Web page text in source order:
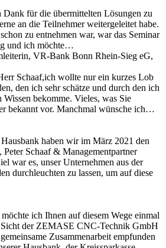
für die übermittelten Lösungen zu
an die Teilnehmer weitergeleitet habe.
zu entnehmen war, war das Seminar
und ich möchte…
VR-Bank Bonn Rhein-Sieg eG,
Schaaf,ich wollte nur ein kurzes Lob
den ich sehr schätze und durch den ich
Wissen bekomme. Vieles, was Sie
bekannt vor. Manchmal wünsche ich…
haben wir im März 2021 den
Schaaf & Managementpartner
war es, unser Unternehmen aus der
durchleuchten zu lassen, um auf diese
ich Ihnen auf diesem Wege einmal
Sicht der ZEMASE CNC-Technik GmbH
Zusammenarbeit empfunden